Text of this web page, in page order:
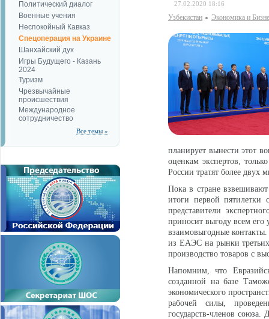
Политический диалог
Военные учения
Неспокойный Кавказ
Спецоперация на Украине
Шанхайский дух
Игры Будущего - Казань
2024
Туризм
Чрезвычайные
происшествия
Международное
сотрудничество
Все темы »
27.02.2020 18:16
Узбекистан Экономика и
планирует вынести этот
оценкам экспертов,
России тратят более
Пока в стране
итоги первой пятилетки
представители
приносит выгоду всем его
взаимовыгодные
из ЕАЭС на рынки третьих
производство товаров с
Напомним, что
созданной на базе
экономического
рабочей силы,
государств-членов